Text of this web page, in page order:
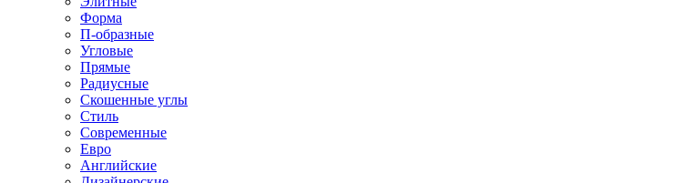
Форма
П-образные
Угловые
Прямые
Радиусные
Скошенные углы
Стиль
Современные
Евро
Английские